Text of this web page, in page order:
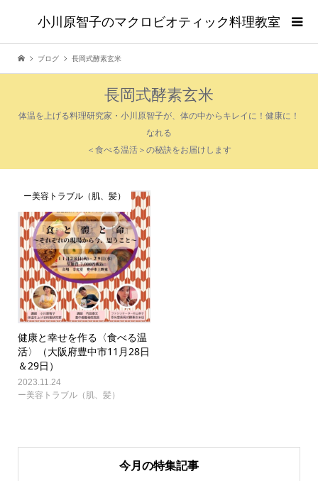
小川原智子のマクロビオティック料理教室
ブログ 長岡式酵素玄米
長岡式酵素玄米
体温を上げる料理研究家・小川原智子が、体の中からキレイに！健康に！
なれる
＜食べる温活＞の秘訣をお届けします
ー美容トラブル（肌、髪）
健康と幸せを作る〈食べる温
活〉（大阪府豊中市11月28日
＆29日）
2023.11.24
ー美容トラブル（肌、髪）
今月の特集記事